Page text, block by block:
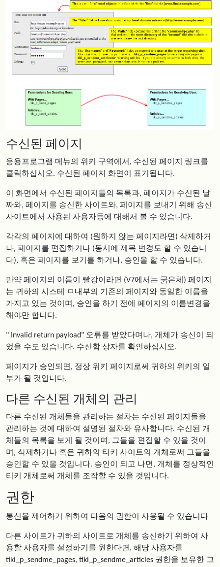
수신된 페이지
응용프로그램 메뉴의 위키 구역에서, 수신된 페이지 링크를
클릭하십시오. 수신된 페이지 화면이 표기됩니다.
이 화면에서 수신된 페이지들의 목록과, 페이지가 수신된 날
짜와, 페이지를 송신한 사이트와, 페이지를 보내기 위해 송신
사이트에서 사용된 사용자등에 대해서 볼 수 있습니다.
각각의 페이지에 대하여 (원하지 않는 페이지라면) 삭제하거
나, 페이지를 편집하거나 (동시에 제목 변경도 할 수 있습니
다), 혹은 페이지를 보기를 하거나, 승인을 할 수 있습니다.
만약 페이지의 이름이 빨강이라면 (V7에서는 굵은체) 페이지
는 귀하의 시스테 ㅁ내부의 기존의 페이지와 동일한 이름을
가지고 있는 것이며, 승인을 하기 전에 페이지의 이름변경을
해야만 합니다.
" Invalid return payload" 오류를 받았다며나, 개체가 송신이 되
었을 수도 있습니다. 수신함 상자를 확인하십시오.
페이지가 승인되면, 정상 위키 페이지로써 귀하의 위키의 일
부가 될 것입니다.
다른 수신된 개체의 관리
다른 수신된 개체들을 관리하는 절차는 수신된 페이지들을
관리하는 것에 대하여 설명된 절차와 유사합니다. 수신된 개
체들의 목록을 보게 될 것이며, 그들을 편집할 수 있을 것이
며, 삭제하거나 혹은 귀하의 티키 사이트의 개체로써 그들을
승인할 수 있을 것입니다. 승인이 되고 나면, 개체를 정상적인
티키 개체로써 개체를 조작할 수 있을 것입니다.
권한
통신을 제어하기 위하여 다음의 권한이 사용될 수 있습니다
다른 사이트가 귀하의 사이트로 개체를 송신하기 위하여 사
용할 사용자를 설정하기를 원한다면, 해당 사용자를
tiki_p_sendme_pages, tiki_p_sendme_articles 권한을 보유한 그